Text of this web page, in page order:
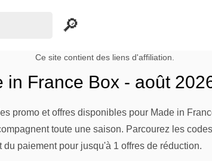
Ce site contient des liens d'affiliation.
in France Box - août
promo et offres disponibles pour Made in
toute une saison. Parcourez les
paiement pour jusqu'à 1 offres de réduction.